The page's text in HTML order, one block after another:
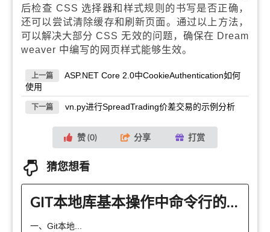
后检查 CSS 选择器和样式规则的书写是否正确，
还可以尝试清除缓存和刷新页面。通过以上方法，
可以解决大部分 CSS 无效的问题，确保在 Dream
weaver 中编写的网页样式能够生效。
上一篇
ASP.NET Core 2.0中CookieAuthentication如何
使用
下一篇 vn.py进行SpreadTrading价差交易的示例分析
赞 (0) 分享 打赏
猜您想看
GIT本地库基本操作中命令行的示例分析
一、Git本地...